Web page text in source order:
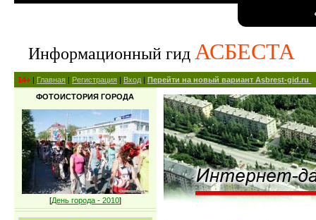
Информационный гид АСБЕСТА
14+ | Главная | Регистрация | Вход | Перейти на новый вариант Asbrest-gid.ru
ФОТОИСТОРИЯ ГОРОДА
[День города - 2010]